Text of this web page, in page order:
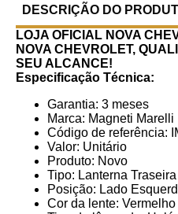
DESCRIÇÃO DO
LOJA OFICIAL NOVA
NOVA CHEVROLET,
SEU ALCANCE!
Especificação Técnica:
Garantia: 3 meses
Marca: Magneti Marelli
Código de referência:
Valor: Unitário
Produto: Novo
Tipo: Lanterna Traseira
Posição: Lado
Cor da lente: Vermelho